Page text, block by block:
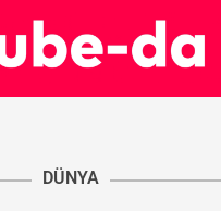
DÜNYA